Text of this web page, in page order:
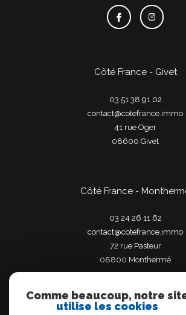
Côté France - Givet
03 51 38 91 02
contact@cotefrance.immo
41 rue Oger
08600
givet
Côté France -
03 24 26 11 62
contact@cotefrance.immo
72 rue Pasteur
08800
monthermé
Adhérents
Comme beaucoup, notre
utilise les cookies